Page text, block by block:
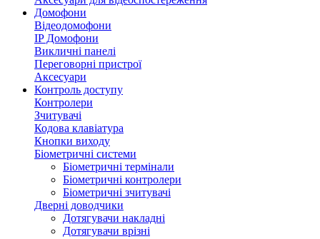
Домофони
Відеодомофони
IP Домофони
Викличні панелі
Переговорні пристрої
Аксесуари
Контроль доступу
Контролери
Зчитувачі
Кодова клавіатура
Кнопки виходу
Біометричні системи
Біометричні термінали
Біометричні контролери
Біометричні зчитувачі
Дверні доводчики
Дотягувачи накладні
Дотягувачи врізні